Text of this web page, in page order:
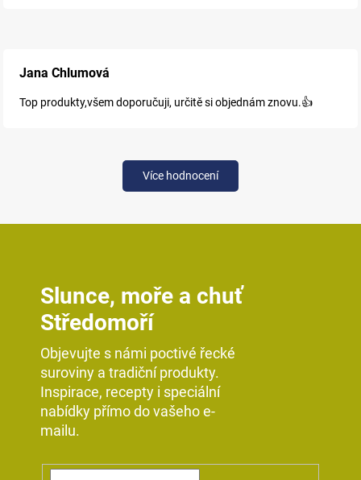
Jana Chlumová
Top produkty,všem doporučuji, určitě si objednám znovu.👍
Více hodnocení
Slunce, moře a chuť
Středomoří
Objevujte s námi poctivé řecké
suroviny a tradiční produkty.
Inspirace, recepty i speciální
nabídky přímo do vašeho e-
mailu.